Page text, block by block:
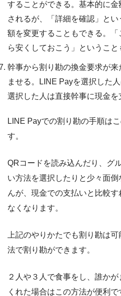
することができる。基本的に
されるが、「詳細を確認」と
額を変更することもできる。
ら安くしておこう」ということ
幹事から割り勘の換金要求が
ませる。LINE Payを選択した
選択した人は直接幹事に現金を
LINE Payでの割り勘の手順は
す。
QRコードを読み込んだり、グ
い方法を選択したりと少々面
んが、現金での支払いと比較
なくなります。
上記のやりかたでも割り勘は
法で割り勘ができます。
２人や３人で食事をし、誰か
くれた場合はこの方法が便利で